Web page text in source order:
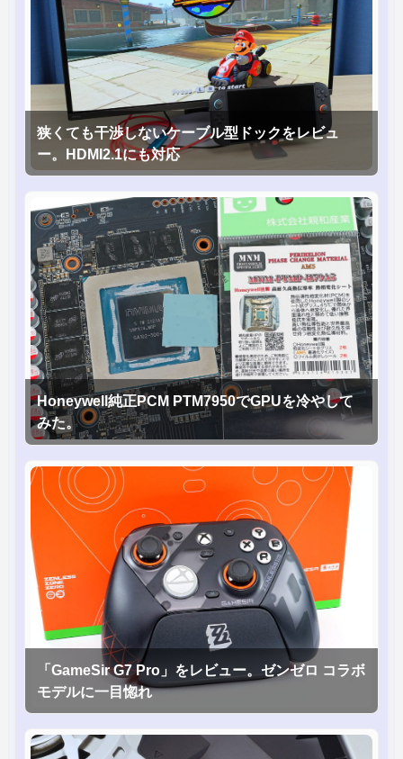
狭くても干渉しないケーブル型ドックをレビュ
ー。HDMI2.1にも対応
Honeywell純正PCM PTM7950でGPUを冷やして
みた。
「GameSir G7 Pro」をレビュー。ゼンゼロ コラボ
モデルに一目惚れ